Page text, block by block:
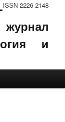
ISSN 2226-2148
и